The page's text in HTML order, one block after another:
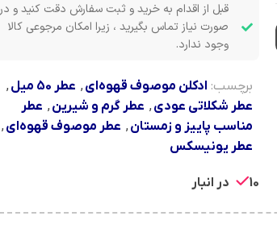
قبل از اقدام به خرید و ثبت سفارش دقت کنید و در
صورت نیاز تماس بگیرید ، زیرا امکان مرجوعی کالا
وجود ندارد.
برچسب: ادکلن موصوف قهوه‌ای, عطر 50 میل
,
عطر شکلاتی عودی, عطر گرم و شیرین, عطر
مناسب پاییز و زمستان, عطر موصوف قهوه‌ای,
عطر یونیسکس
10 در انبار